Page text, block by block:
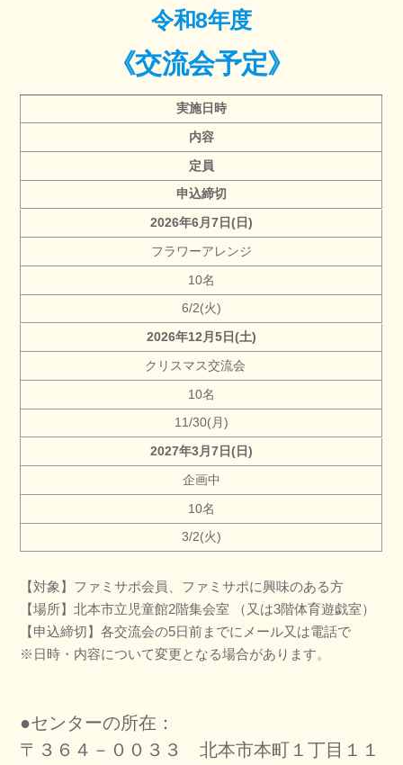
令和8年度
《交流会予定》
実施日時
内容
定員
申込締切
2026年6月7日(日)
フラワーアレンジ
10名
6/2(火)
2026年12月5日(土)
クリスマス交流会
10名
11/30(月)
2027年3月7日(日)
企画中
10名
3/2(火)
【対象】ファミサポ会員、ファミサポに興味のある方
【場所】北本市立児童館2階集会室 （又は3階体育遊戯室）
【申込締切】各交流会の5日前までにメール又は電話で
※日時・内容について変更となる場合があります。
●センターの所在：
〒３６４－００３３ 北本市本町１丁目１１